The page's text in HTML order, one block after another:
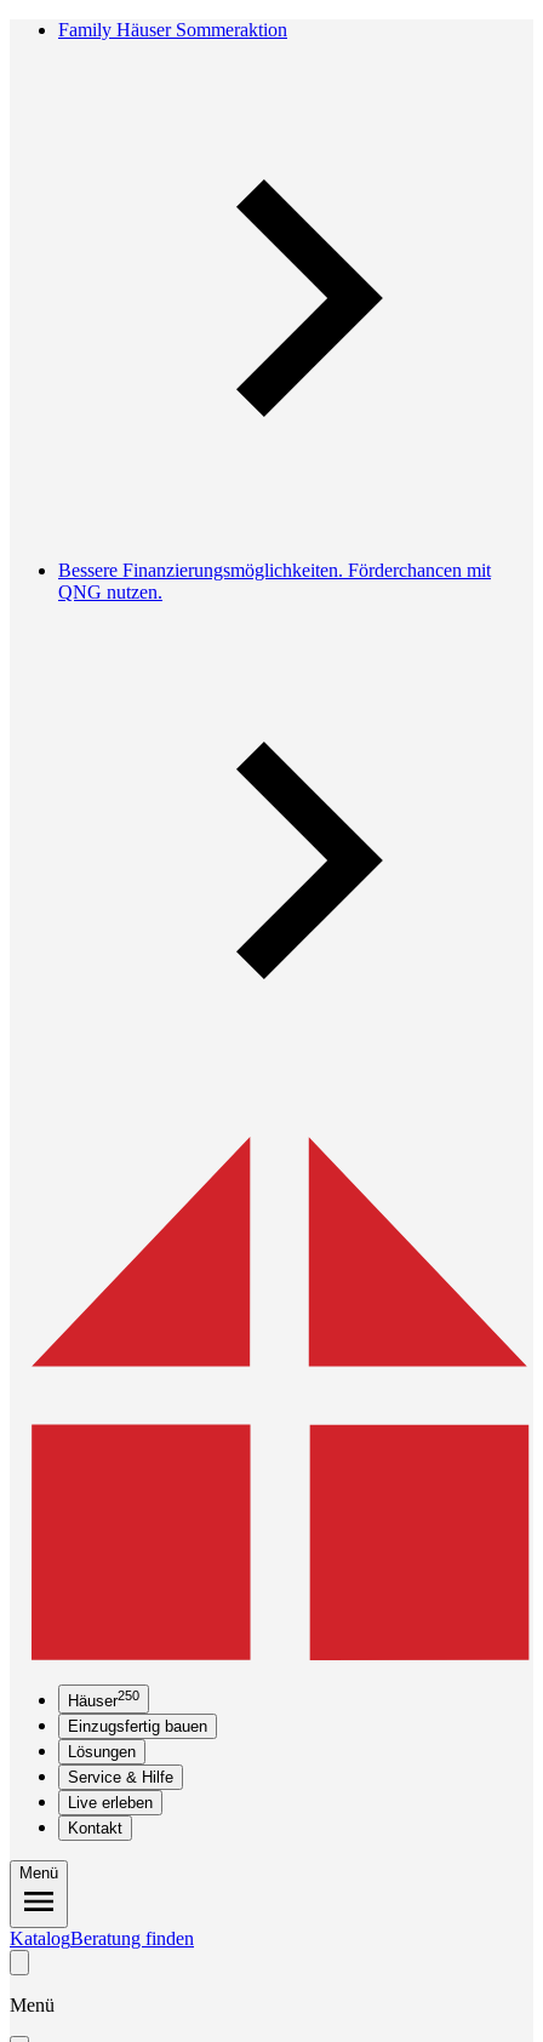
Family Häuser Sommeraktion
Bessere Finanzierungsmöglichkeiten. Förderchancen mit
QNG nutzen.
Häuser250
Einzugsfertig bauen
Lösungen
Service & Hilfe
Live erleben
Kontakt
Menü
KatalogBeratung finden
Menü